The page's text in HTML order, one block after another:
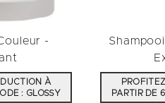
-
À
: GLOSSY
PARTIR DE